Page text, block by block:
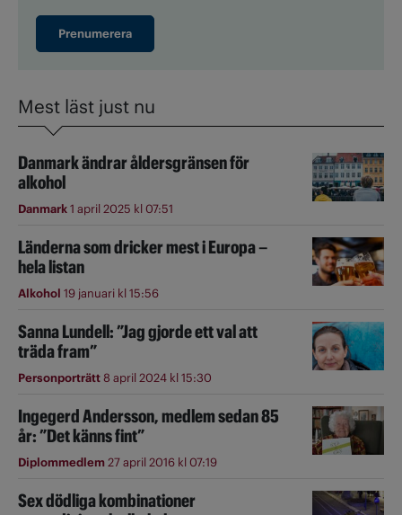
Prenumerera
Mest läst just nu
Danmark ändrar åldersgränsen för
alkohol
Danmark1 april 2025 kl 07:51
Länderna som dricker mest i Europa –
hela listan
Alkohol 19 januari kl 15:56
Sanna Lundell: ”Jag gjorde ett val att
träda fram”
Personporträtt8 april 2024 kl 15:30
Ingegerd Andersson, medlem sedan 85
år: ”Det känns fint”
Diplommedlem27 april 2016 kl 07:19
Sex dödliga kombinationer